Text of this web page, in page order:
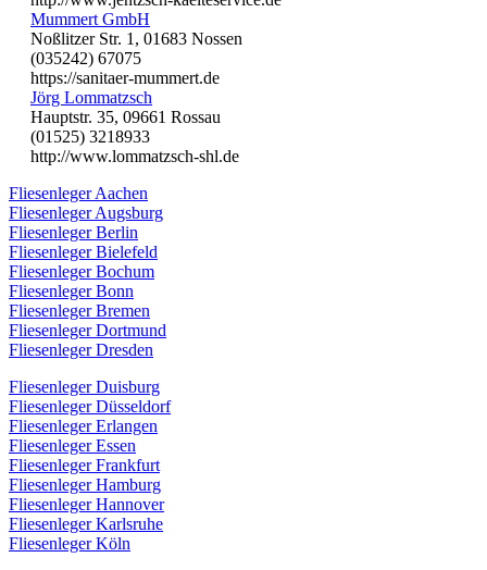
Mummert GmbH
Noßlitzer Str. 1, 01683 Nossen
(035242) 67075
https://sanitaer-mummert.de
Jörg Lommatzsch
Hauptstr. 35, 09661 Rossau
(01525) 3218933
http://www.lommatzsch-shl.de
Fliesenleger Aachen
Fliesenleger Augsburg
Fliesenleger Berlin
Fliesenleger Bielefeld
Fliesenleger Bochum
Fliesenleger Bonn
Fliesenleger Bremen
Fliesenleger Dortmund
Fliesenleger Dresden
Fliesenleger Duisburg
Fliesenleger Düsseldorf
Fliesenleger Erlangen
Fliesenleger Essen
Fliesenleger Frankfurt
Fliesenleger Hamburg
Fliesenleger Hannover
Fliesenleger Karlsruhe
Fliesenleger Köln